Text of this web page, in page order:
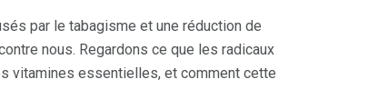
par le tabagisme et une réduction de
nous. Regardons ce que les radicaux
vitamines essentielles, et comment cette